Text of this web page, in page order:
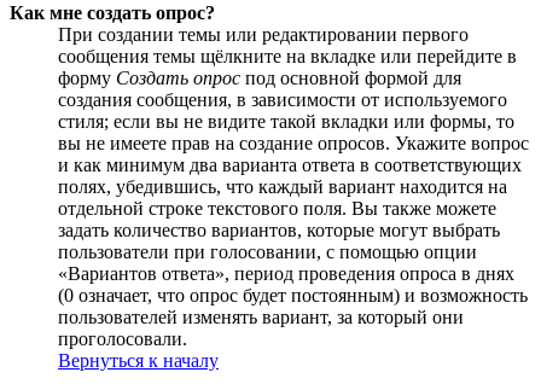
Как мне создать опрос?
При создании темы или редактировании первого
сообщения темы щёлкните на вкладке или перейдите в
форму Создать опрос под основной формой для
создания сообщения, в зависимости от используемого
стиля; если вы не видите такой вкладки или формы, то
вы не имеете прав на создание опросов. Укажите вопрос
и как минимум два варианта ответа в соответствующих
полях, убедившись, что каждый вариант находится на
отдельной строке текстового поля. Вы также можете
задать количество вариантов, которые могут выбрать
пользователи при голосовании, с помощью опции
«Вариантов ответа», период проведения опроса в днях
(0 означает, что опрос будет постоянным) и возможность
пользователей изменять вариант, за который они
проголосовали.
Вернуться к началу